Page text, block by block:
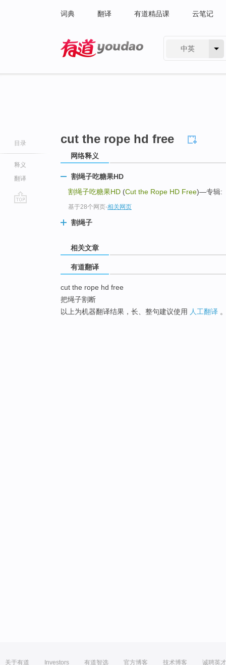
词典 翻译 有道精品课 云笔记
中英
目录
释义
翻译
cut the rope hd free
网络释义
割绳子吃糖果HD
割绳子吃糖果HD (Cut the Rope HD Free)—专辑:
基于28个网页-相关网页
割绳子
相关文章
有道翻译
cut the rope hd free
把绳子割断
以上为机器翻译结果，长、整句建议使用 人工翻译
关于有道 Investors 有道智选 官方博客 技术博客 诚聘英才